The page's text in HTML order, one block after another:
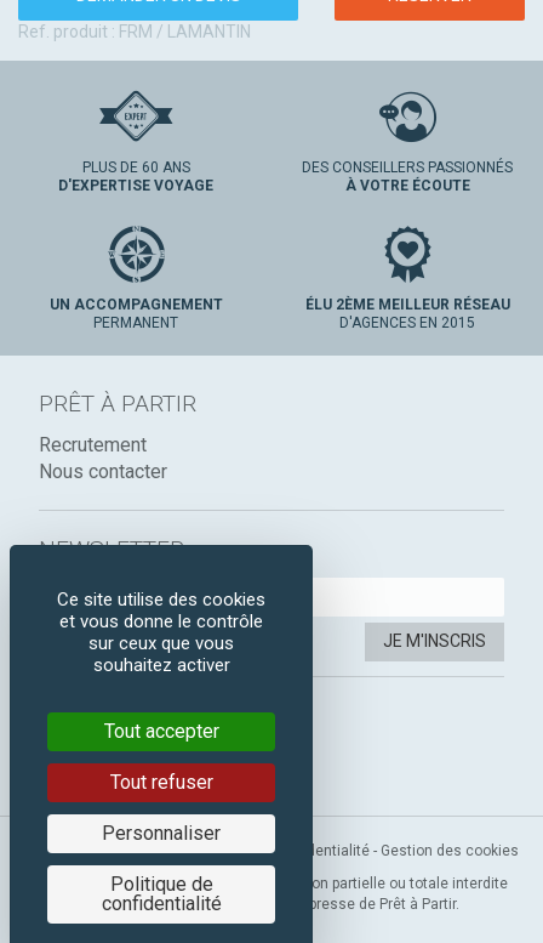
Ref. produit : FRM / LAMANTIN
PLUS DE 60 ANS
D'EXPERTISE VOYAGE
DES CONSEILLERS PASSIONNÉS
À VOTRE ÉCOUTE
UN ACCOMPAGNEMENT
PERMANENT
ÉLU 2ÈME MEILLEUR RÉSEAU
D'AGENCES EN 2015
PRÊT À PARTIR
Recrutement
Nous contacter
NEWSLETTER :
JE M'INSCRIS
SUIVEZ-NOUS :
Facebook
Instagram
Mentions légales-CGV-Politique de confidentialité - Gestion des cookies
Copyright 2019 © Prêt à Partir. Reproduction partielle ou totale interdite
sans l’autorisation préalable et expresse de Prêt à Partir.
Ce site utilise des cookies
et vous donne le contrôle
sur ceux que vous
souhaitez activer
Tout accepter
Tout refuser
Personnaliser
Politique de
confidentialité